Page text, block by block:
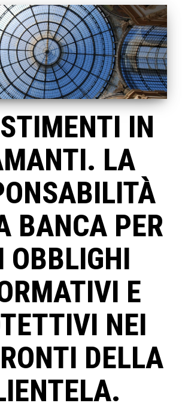
IN
LA
BANCA PER
OBBLIGHI
E
NEI
DELLA